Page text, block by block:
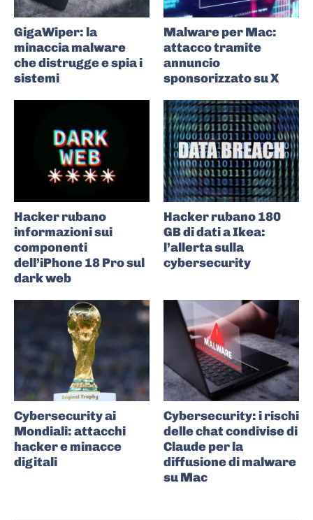
GigaWiper: la
minaccia malware
che distrugge e spia i
sistemi
Malware per Mac:
attacco tramite
annuncio
sponsorizzato su X
Hacker rubano
informazioni sui
componenti
dell’iPhone 18 Pro sul
dark web
Hacker rubano 180
GB di dati a Ikea:
l’allerta sulla
cybersecurity
Cybersecurity ai
Mondiali: attacchi
hacker e minacce
digitali
Cybersecurity: i rischi
delle chat condivise di
Claude per la
diffusione di malware
su Mac